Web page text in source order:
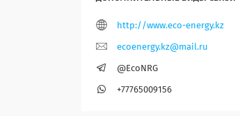
http://www.eco-energy.kz
ecoenergy.kz@mail.ru
@EcoNRG
+77765009156